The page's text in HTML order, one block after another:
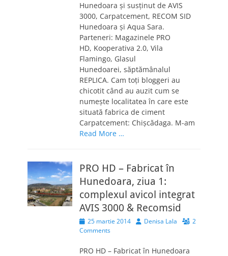
Hunedoara şi susţinut de AVIS
3000, Carpatcement, RECOM SID
Hunedoara şi Aqua Sara.
Parteneri: Magazinele PRO
HD, Kooperativa 2.0, Vila
Flamingo, Glasul
Hunedoarei, săptămânalul
REPLICA. Cam toţi bloggeri au
chicotit când au auzit cum se
numeşte localitatea în care este
situată fabrica de ciment
Carpatcement: Chişcădaga. M-am
Read More …
PRO HD – Fabricat în
Hunedoara, ziua 1:
complexul avicol integrat
AVIS 3000 & Recomsid
Posted
on
25 martie 2014 AuthorDenisa Lala
2
Comments
PRO HD – Fabricat în Hunedoara